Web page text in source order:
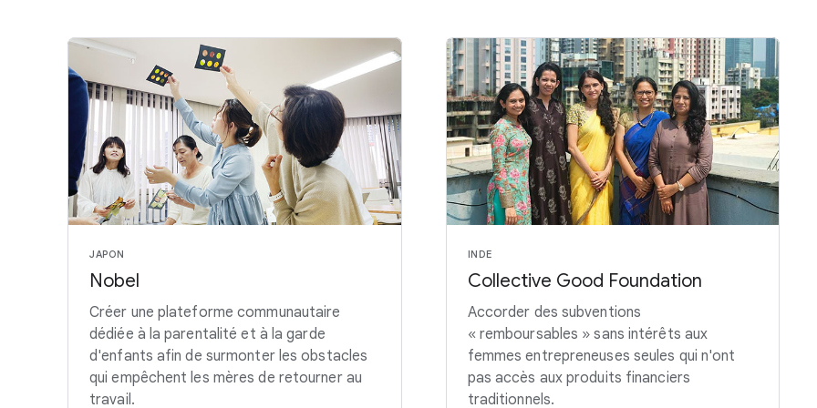
JAPON
Nobel
Créer une plateforme communautaire
dédiée à la parentalité et à la garde
d'enfants afin de surmonter les obstacles
qui empêchent les mères de retourner au
travail.
INDE
Collective Good Foundation
Accorder des subventions
« remboursables » sans intérêts aux
femmes entrepreneuses seules qui n'ont
pas accès aux produits financiers
traditionnels.